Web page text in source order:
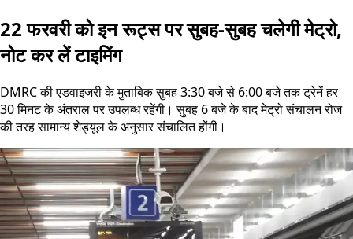
22 फरवरी को इन रूट्स पर सुबह-सुबह चलेगी मेट्रो,
नोट कर लें टाइमिंग
DMRC की एडवाइजरी के मुताबिक सुबह 3:30 बजे से 6:00 बजे तक ट्रेनें हर
30 मिनट के अंतराल पर उपलब्ध रहेंगी। सुबह 6 बजे के बाद मेट्रो संचालन रोज
की तरह सामान्य शेड्यूल के अनुसार संचालित होंगी।